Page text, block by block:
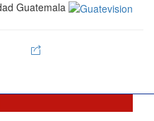
Guatemala